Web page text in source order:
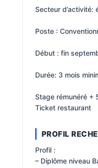
Secteur d’activité:
Poste :
Début : fin
Durée: 3 mois
Stage rémunéré +
Ticket restaurant
PROFIL
Profil :
– Diplôme niveau